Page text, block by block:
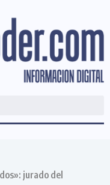
jurado del